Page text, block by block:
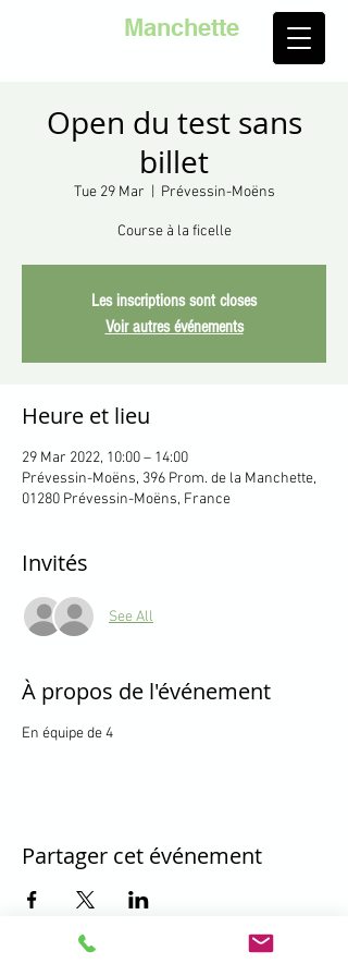
Manchette
Open du test sans
billet
Tue 29 Mar Prévessin-Moëns
Course à la ficelle
Les inscriptions sont closes
Voir autres événements
Heure et lieu
29 Mar 2022, 10:00 – 14:00
Prévessin-Moëns, 396 Prom. de la Manchette,
01280 Prévessin-Moëns, France
Invités
See All
À propos de l'événement
En équipe de 4
Partager cet événement